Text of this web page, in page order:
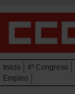
Inicio 4º Congreso
Empleo